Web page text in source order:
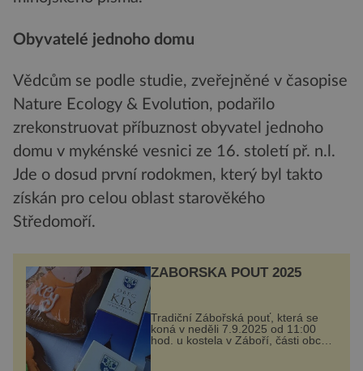
Obyvatelé jednoho domu
Vědcům se podle studie, zveřejněné v časopise
Nature Ecology & Evolution, podařilo
zrekonstruovat příbuznost obyvatel jednoho
domu v mykénské vesnici ze 16. století př. n.l.
Jde o dosud první rodokmen, který byl takto
získán pro celou oblast starověkého
Středomoří.
ZÁBOŘSKÁ POUŤ 2025
Tradiční Zábořská pouť, která se
koná v neděli 7.9.2025 od 11:00
hod. u kostela v Záboří, části obce
Kly u Mělníka. V programu
naleznete komentovanou prohlídku